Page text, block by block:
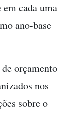
cada uma
ano-base
orçamento
nos
sobre o